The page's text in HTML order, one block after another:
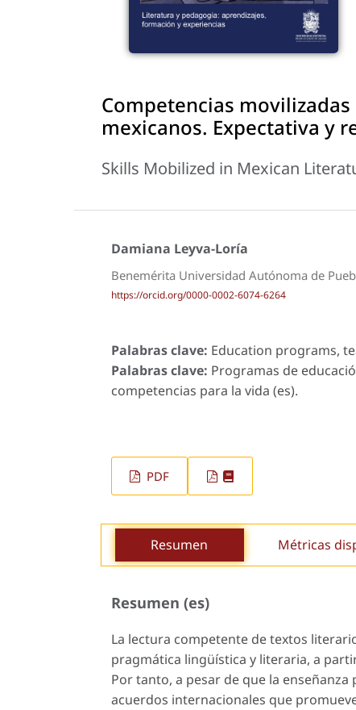
Competencias
mexicanos. Expectativa y
Skills Mobilized in Mexican
Damiana Leyva-Loría
Benemérita Universidad Autónoma de
https://orcid.org/0000-0002-6074-6264
Palabras clave: Education programs,
Palabras clave: Programas de
competencias para la vida (es).
PDF
Resumen Métricas
Resumen (es)
La lectura competente de textos
pragmática lingüística y literaria, a
Por tanto, a pesar de que la
acuerdos internacionales que